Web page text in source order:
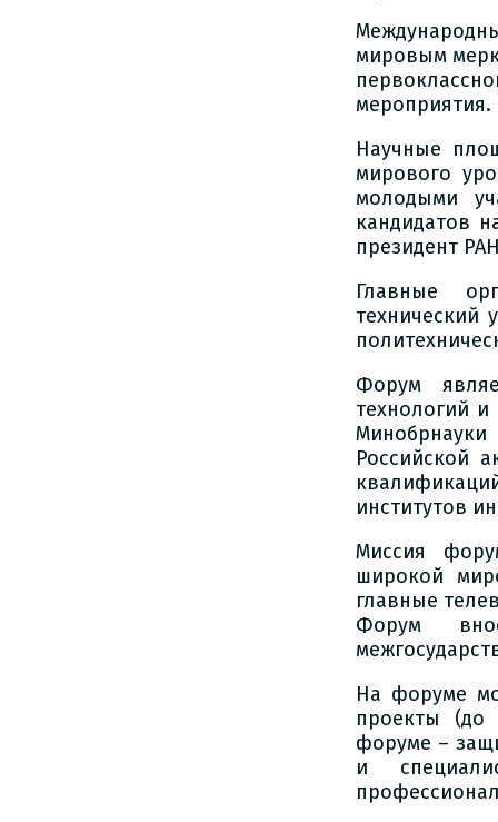
мировым
мероприятия.
Научные
мирового
молодыми
кандидатов
президент
Главные
технический
Форум
технологий
Российской
институтов
Миссия
широкой
главные
Форум
На форуме
проекты (до
форуме –
и